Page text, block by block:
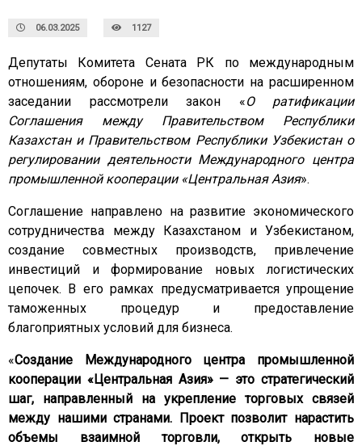
06.03.2025 1127
Депутаты Комитета Сената РК по международным
отношениям, обороне и безопасности на расширенном
заседании рассмотрели закон «О ратификации
Соглашения между Правительством Республики
Казахстан и Правительством Республики Узбекистан о
регулировании деятельности Международного центра
промышленной кооперации «Центральная Азия».
Соглашение направлено на развитие экономического
сотрудничества между Казахстаном и Узбекистаном,
создание совместных производств, привлечение
инвестиций и формирование новых логистических
цепочек. В его рамках предусматривается упрощение
таможенных процедур и предоставление
благоприятных условий для бизнеса.
«Создание Международного центра промышленной
кооперации «Центральная Азия» — это стратегический
шаг, направленный на укрепление торговых связей
между нашими странами. Проект позволит нарастить
объемы взаимной торговли, открыть новые